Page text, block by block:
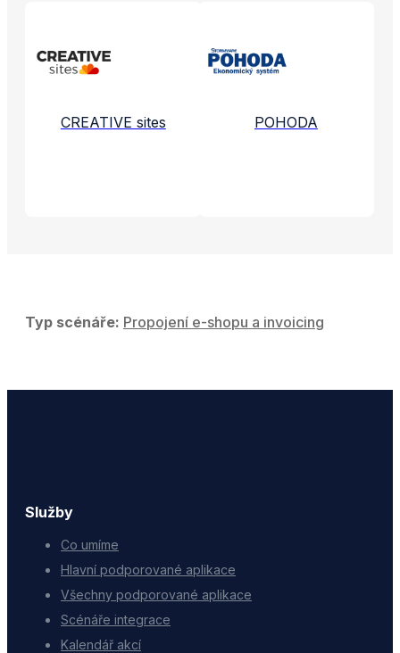
CREATIVE sites POHODA
Typ scénáře: Propojení e-shopu a invoicing
Služby
Co umíme
Hlavní podporované aplikace
Všechny podporované aplikace
Scénáře integrace
Kalendář akcí